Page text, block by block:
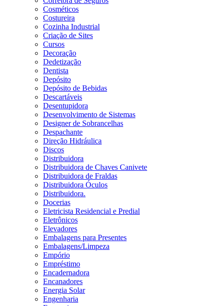
Cosméticos
Costureira
Cozinha Industrial
Criação de Sites
Cursos
Decoração
Dedetização
Dentista
Depósito
Depósito de Bebidas
Descartáveis
Desentupidora
Desenvolvimento de Sistemas
Designer de Sobrancelhas
Despachante
Direção Hidráulica
Discos
Distribuidora
Distribuidora de Chaves Canivete
Distribuidora de Fraldas
Distribuidora Óculos
Distribuidora.
Docerias
Eletricista Residencial e Predial
Eletrônicos
Elevadores
Embalagens para Presentes
Embalagens/Limpeza
Empório
Empréstimo
Encadernadora
Encanadores
Energia Solar
Engenharia